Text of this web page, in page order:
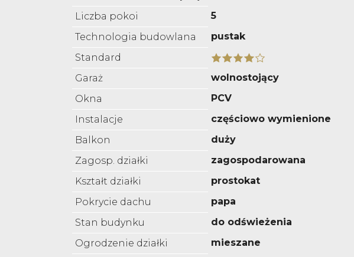
Liczba pokoi
5
Technologia budowlana
pustak
Standard
Garaż
wolnostojący
Okna
PCV
Instalacje
częściowo wymienione
Balkon
duży
Zagosp. działki
zagospodarowana
Kształt działki
prostokat
Pokrycie dachu
papa
Stan budynku
do odświeżenia
Ogrodzenie działki
mieszane